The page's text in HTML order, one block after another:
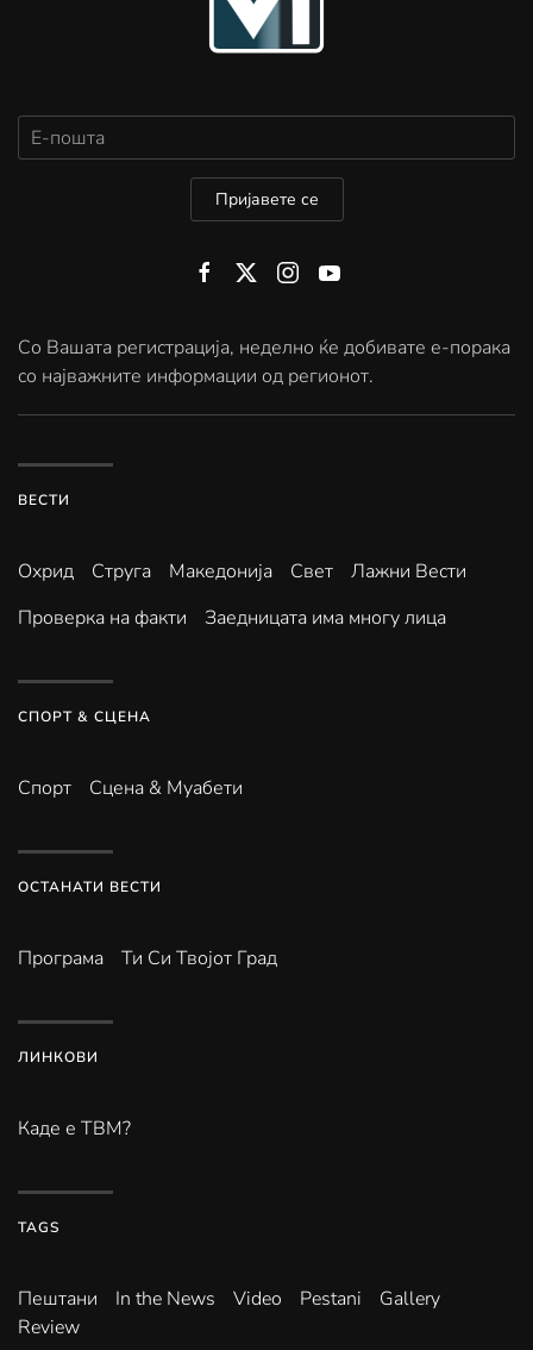
Пријавете се
Со Вашата регистрација, неделно ќе добивате е-порака
со најважните информации од регионот.
ВЕСТИ
Охрид Струга Македонија Свет
Лажни Вести
Проверка на факти
Заедницата има многу лица
СПОРТ & СЦЕНА
Спорт Сцена & Муабети
ОСТАНАТИ ВЕСТИ
Програма Ти Си Твојот Град
ЛИНКОВИ
Каде е ТВМ?
TAGS
Пештани In the News Video Pestani
Gallery
Review